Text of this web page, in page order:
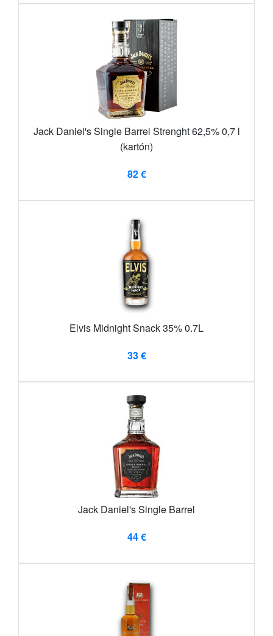
Jack Daniel's Single Barrel Strenght 62,5% 0,7 l
(kartón)
82 €
Elvis Midnight Snack 35% 0.7L
33 €
Jack Daniel's Single Barrel
44 €